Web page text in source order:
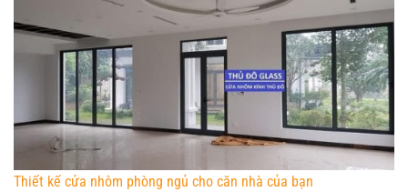
Thiết kế cửa nhôm phòng ngủ cho căn nhà của bạn